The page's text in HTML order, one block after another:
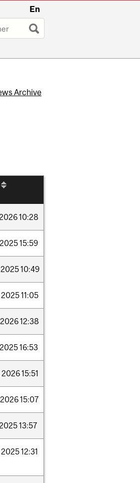
En
Archive
10:28
202515:59
202510:49
202511:05
202612:38
202516:53
202615:51
202615:07
13:57
202512:31